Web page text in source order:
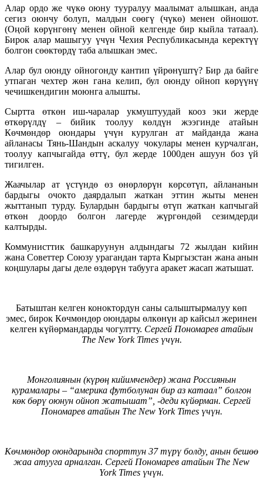
Алар ордо же чүкө оюну тууралуу маалымат алышкан, анда
сегиз оюнчу болуп, малдын сөөгү (чүкө) менен ойношот.
(Оңой көрүнгөнү менен ойной келгенде бир кыйла татаал).
Бирок алар машыгуу үчүн Чехия Республикасында керектүү
болгон сөөктөрдү таба алышкан эмес.
Алар бул оюнду ойногонду кантип үйрөнүштү? Бир да байге
утпаган чехтер жөн гана келип, бул оюнду ойноп көрүүнү
чечишкендигин моюнга алышты.
Сыртта өткөн иш-чаралар укмуштуудай кооз эки жерде
өткөрүлдү – бийик тоолуу көлдүн жээгинде атайын
Көчмөндөр оюндары үчүн курулган ат майданда жана
айланасы Тянь-Шандын аскалуу чокулары менен курчалган,
тоолуу капчыгайда өттү, бул жерде 1000ден ашуун боз үй
тигилген.
Жаачылар ат үстүндө өз өнөрлөрүн көрсөтүп, айлананын
бардыгы очокто даярдалып жаткан эттин жыты менен
жыттанып турду. Булардын бардыгы өтүп жаткан капчыгай
өткөн доордо болгон лагерде жүргөндөй сезимдерди
калтырды.
Коммунисттик башкаруунун алдындагы 72 жылдан кийин
жана Советтер Союзу урагандан тарта Кыргызстан жана анын
коңшулары дагы деле өздөрүн табууга аракет жасап жатышат.
Батыштан келген коноктордун саны салыштырмалуу көп
эмес, бирок Көчмөндөр оюндары өлкөнүн ар кайсыл жеринен
келген күйөрмандарды чогултту. Сергей Пономарев атайын
The New York Timesүчүн.
Монголиянын (күрөң кийимчендер) жана Россиянын
курамалары – “америка футболунан бир аз катаал” болгон
көк бөрү оюнун ойноп жатышат”, -деди күйөрман. Сергей
Пономарев атайынThe New York Timesүчүн.
Көчмөндөр оюндарында спорттун 37 түрү болду, анын бешөө
жаа атууга арналган. Сергей Пономарев атайын The New
York Times үчүн.